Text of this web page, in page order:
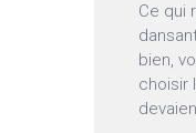
Ce qui
bien,
choisir